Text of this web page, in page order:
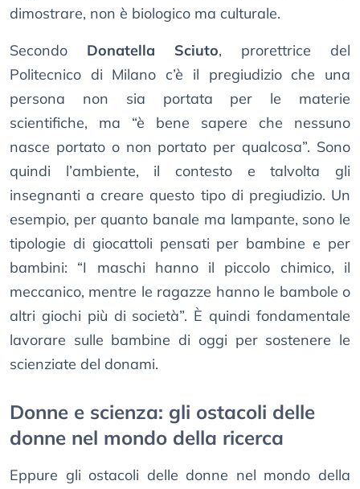
dimostrare, non è biologico ma culturale.
Secondo Donatella Sciuto, prorettrice del
Politecnico di Milano c’è il pregiudizio che una
persona non sia portata per le materie
scientifiche, ma “è bene sapere che nessuno
nasce portato o non portato per qualcosa”. Sono
quindi l’ambiente, il contesto e talvolta gli
insegnanti a creare questo tipo di pregiudizio. Un
esempio, per quanto banale ma lampante, sono le
tipologie di giocattoli pensati per bambine e per
bambini: “I maschi hanno il piccolo chimico, il
meccanico, mentre le ragazze hanno le bambole o
altri giochi più di società”. È quindi fondamentale
lavorare sulle bambine di oggi per sostenere le
scienziate del donami.
Donne e scienza: gli ostacoli delle
donne nel mondo della ricerca
Eppure gli ostacoli delle donne nel mondo della